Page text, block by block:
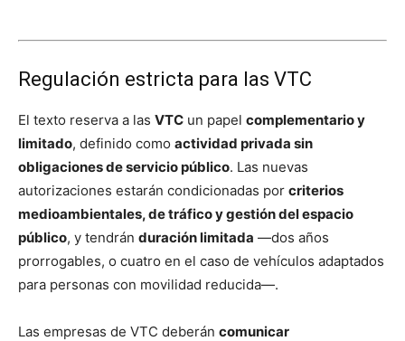
Regulación estricta para las VTC
El texto reserva a las VTC un papel complementario y
limitado, definido como actividad privada sin
obligaciones de servicio público. Las nuevas
autorizaciones estarán condicionadas por criterios
medioambientales, de tráfico y gestión del espacio
público, y tendrán duración limitada —dos años
prorrogables, o cuatro en el caso de vehículos adaptados
para personas con movilidad reducida—.
Las empresas de VTC deberán comunicar